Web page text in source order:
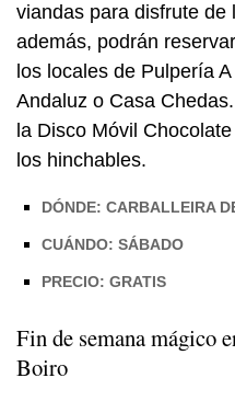
viandas para disfrute de
además, podrán
los locales de Pulpería
Andaluz o Casa
la Disco Móvil
los hinchables.
DÓNDE: CARBALLEIRA
CUÁNDO: SÁBADO
PRECIO: GRATIS
Fin de semana mágico
Boiro